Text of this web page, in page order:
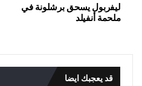
ليفربول يسحق برشلونة في
ملحمة أنفيلد
قد يعجبك ايضا